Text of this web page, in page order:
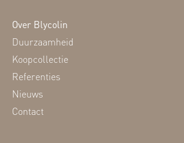
Over Blycolin
Duurzaamheid
Koopcollectie
Referenties
Nieuws
Contact